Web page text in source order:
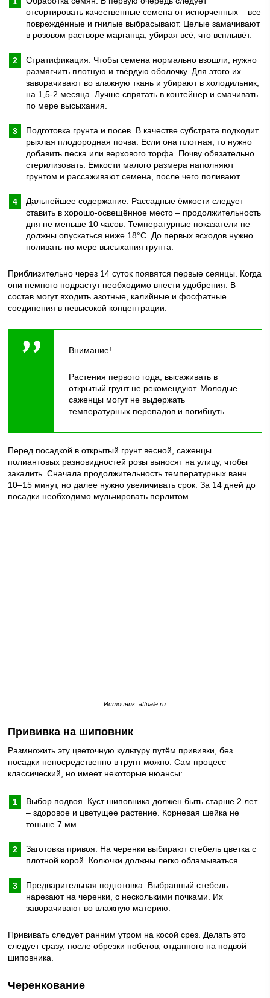
отсортировать качественные семена от испорченных – все
повреждённые и гнилые выбрасывают. Целые замачивают
в розовом растворе марганца, убирая всё, что всплывёт.
Стратификация. Чтобы семена нормально взошли, нужно
размягчить плотную и твёрдую оболочку. Для этого их
заворачивают во влажную ткань и убирают в холодильник,
на 1,5-2 месяца. Лучше спрятать в контейнер и смачивать
по мере высыхания.
Подготовка грунта и посев. В качестве субстрата подходит
рыхлая плодородная почва. Если она плотная, то нужно
добавить песка или верхового торфа. Почву обязательно
стерилизовать. Ёмкости малого размера наполняют
грунтом и рассаживают семена, после чего поливают.
Дальнейшее содержание. Рассадные ёмкости следует
ставить в хорошо-освещённое место – продолжительность
дня не меньше 10 часов. Температурные показатели не
должны опускаться ниже 18°C. До первых всходов нужно
поливать по мере высыхания грунта.
Приблизительно через 14 суток появятся первые сеянцы. Когда
они немного подрастут необходимо внести удобрения. В
состав могут входить азотные, калийные и фосфатные
соединения в невысокой концентрации.
Внимание!
Растения первого года, высаживать в
открытый грунт не рекомендуют. Молодые
саженцы могут не выдержать
температурных перепадов и погибнуть.
Перед посадкой в открытый грунт весной, саженцы
полиантовых разновидностей розы выносят на улицу, чтобы
закалить. Сначала продолжительность температурных ванн
10–15 минут, но далее нужно увеличивать срок. За 14 дней до
посадки необходимо мульчировать перлитом.
Источник: attuale.ru
Прививка на шиповник
Размножить эту цветочную культуру путём прививки, без
посадки непосредственно в грунт можно. Сам процесс
классический, но имеет некоторые нюансы:
Выбор подвоя. Куст шиповника должен быть старше 2 лет
– здоровое и цветущее растение. Корневая шейка не
тоньше 7 мм.
Заготовка привоя. На черенки выбирают стебель цветка с
плотной корой. Колючки должны легко обламываться.
Предварительная подготовка. Выбранный стебель
нарезают на черенки, с несколькими почками. Их
заворачивают во влажную материю.
Прививать следует ранним утром на косой срез. Делать это
следует сразу, после обрезки побегов, отданного на подвой
шиповника.
Черенкование